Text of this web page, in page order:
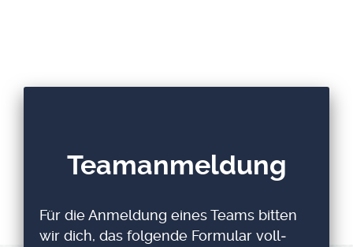
Tea­man­mel­dung
Für die Anmel­dung eines Teams bit­ten
wir dich, das fol­gen­de For­mu­lar voll­